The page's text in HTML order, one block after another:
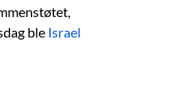
ble Israel